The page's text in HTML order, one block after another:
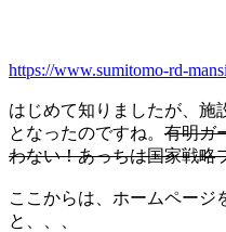
https://www.sumitomo-rd-
はじめて知りましたが、施
となったのですね。 有明ガ
わない！あっちは国家戦略
ここからは、ホームページ
と、、、